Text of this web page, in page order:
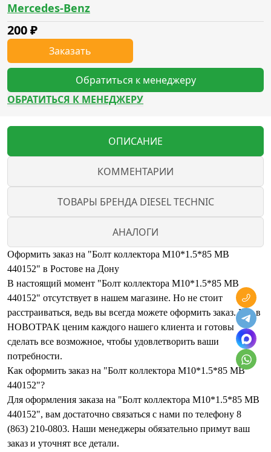
Mercedes-Benz
200₽
Заказать
Обратиться к менеджеру
ОБРАТИТЬСЯ К МЕНЕДЖЕРУ
ОПИСАНИЕ
КОММЕНТАРИИ
ТОВАРЫ БРЕНДА DIESEL TECHNIC
АНАЛОГИ
Оформить заказ на "Болт коллектора M10*1.5*85 МВ
440152" в Ростове на Дону
В настоящий момент "Болт коллектора M10*1.5*85 МВ
440152" отсутствует в нашем магазине. Но не стоит
расстраиваться, ведь вы всегда можете оформить заказ. Мы в
НОВОТРАК ценим каждого нашего клиента и готовы
сделать все возможное, чтобы удовлетворить ваши
потребности.
Как оформить заказ на "Болт коллектора M10*1.5*85 МВ
440152"?
Для оформления заказа на "Болт коллектора M10*1.5*85 МВ
440152", вам достаточно связаться с нами по телефону 8
(863) 210-0803. Наши менеджеры обязательно примут ваш
заказ и уточнят все детали.